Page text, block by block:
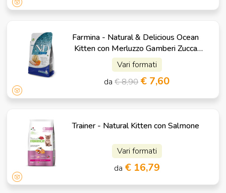
Farmina - Natural & Delicious Ocean
Kitten con Merluzzo Gamberi Zucca
Cantalupo
Vari formati
da€ 8,90 € 7,60
Trainer - Natural Kitten con Salmone
Vari formati
da € 16,79